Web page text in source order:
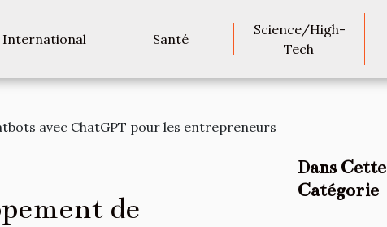
International Santé
Science/High-
Tech
avec ChatGPT pour les entrepreneurs
de
Dans Cette
Catégorie